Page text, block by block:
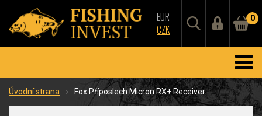
EUR
CZK
0
Úvodní strana Fox Příposlech Micron RX+ Receiver